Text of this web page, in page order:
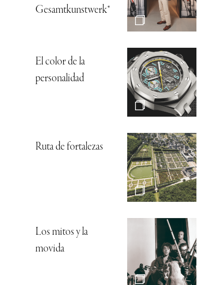
Gesamtkunstwerk*
El color de la
personalidad
Ruta de fortalezas
Los mitos y la
movida